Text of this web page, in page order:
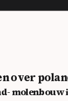
over
molenbouw